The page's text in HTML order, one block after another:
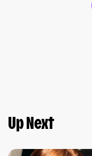
Up Next